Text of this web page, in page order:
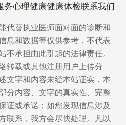
务心理健康健康体检联系我们
代替执业医师面对面的诊断和
息和数据等仅供参考，不代表
不承担由此引起的法律责任。
转载或其他注册用户上传分
文字和内容未经本站证实，本
分内容、文字的真实性、完整
证或承诺；如您发现信息涉及
联系，我方会尽快处理。凡以